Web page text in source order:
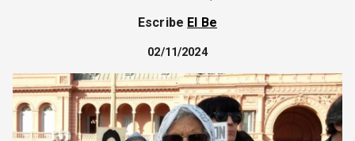
ECONOMÍA
SOCIEDAD Y CULTURA
JUVENTUD
CORREO DE LECTORES
DEBATE
ARCHIVO
Escribe El Be
02/11/2024